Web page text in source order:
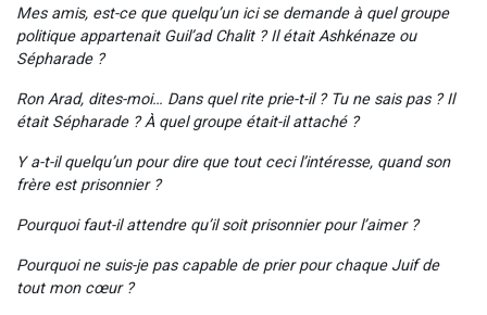
Mes amis, est-ce que quelqu’un ici se demande à quel groupe
politique appartenait Guil’ad Chalit ? Il était Ashkénaze ou
Sépharade ?
Ron Arad, dites-moi… Dans quel rite prie-t-il ? Tu ne sais pas ? Il
était Sépharade ? À quel groupe était-il attaché ?
Y a-t-il quelqu’un pour dire que tout ceci l’intéresse, quand son
frère est prisonnier ?
Pourquoi faut-il attendre qu’il soit prisonnier pour l’aimer ?
Pourquoi ne suis-je pas capable de prier pour chaque Juif de
tout mon cœur ?